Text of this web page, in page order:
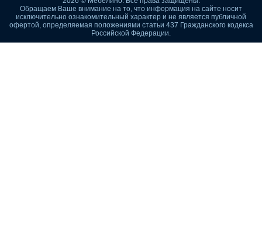
Обращаем Ваше внимание на то, что информация на сайте носит
исключительно ознакомительный характер и не является публичной
офертой, определяемая положениями статьи 437 Гражданского кодекса
Российской Федерации.